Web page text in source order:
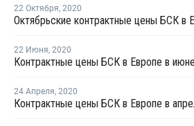
22 Октября, 2020
Октябрьские контрактные цены БСК в
22 Июня, 2020
24 Апреля, 2020